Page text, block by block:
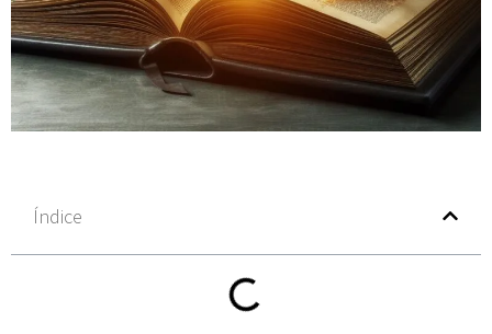
Índice